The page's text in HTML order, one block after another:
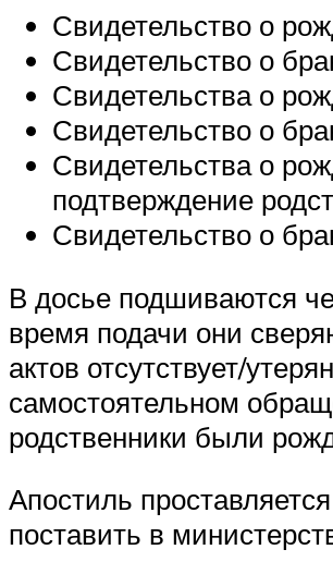
Свидетельство о
Свидетельство о
Свидетельства о
Свидетельство о
Свидетельства о
подтверждение
Свидетельство о
В досье подшиваются
время подачи они
актов отсутствует/
самостоятельном
родственники были
Апостиль
поставить в